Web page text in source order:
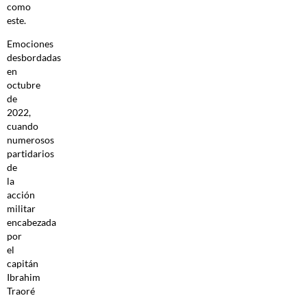
como
este.
Emociones
desbordadas
en
octubre
de
2022,
cuando
numerosos
partidarios
de
la
acción
militar
encabezada
por
el
capitán
Ibrahim
Traoré